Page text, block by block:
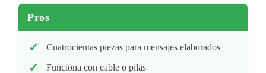
Pros
Cuatrocientas piezas para mensajes elaborados
Funciona con cable o pilas